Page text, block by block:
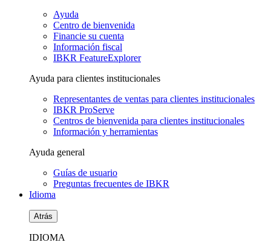
Ayuda
Centro de bienvenida
Financie su cuenta
Información fiscal
IBKR FeatureExplorer
Ayuda para clientes institucionales
Representantes de ventas para clientes institucionales
IBKR ProServe
Centros de bienvenida para clientes institucionales
Información y herramientas
Ayuda general
Guías de usuario
Preguntas frecuentes de IBKR
Idioma
Atrás
IDIOMA